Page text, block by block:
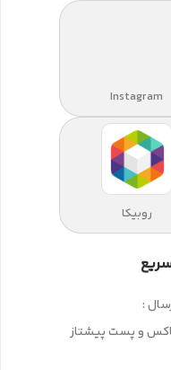
Instagram
روبیکا
:
و پست پیشتاز